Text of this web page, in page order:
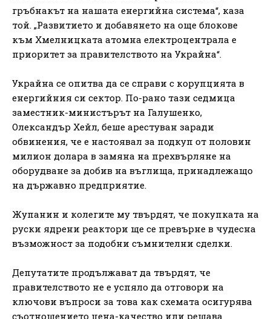
гръбнакът на нашата енергийна система“, каза
той. „Развитието и добавянето на още блокове
към Хмелницката атомна електроцентрала е
приоритет за правителството на Украйна“.
Украйна се опитва да се справи с корупцията в
енергийния си сектор. По-рано тази седмица
заместник-министърът на Галушенко,
Олександър Хейл, беше арестуван заради
обвинения, че е настоявал за подкуп от половин
милион долара в замяна на прехвърляне на
оборудване за добив на въглища, принадлежащо
на държавно предприятие.
Жупанин и колегите му твърдят, че покупката на
руски ядрени реактори ще се превърне в чудесна
възможност за подобни съмнителни сделки.
Депутатите продължават да твърдят, че
правителството не е успяло да отговори на
ключови въпроси за това как схемата осигурява
съотношението цена-качество или решава